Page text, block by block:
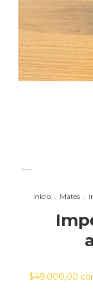
Inicio Mates
$49.000,00